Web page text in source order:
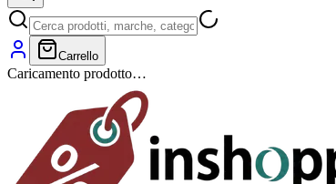
Carrello
Caricamento prodotto…